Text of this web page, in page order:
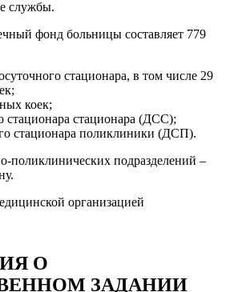
службы.
фонд больницы составляет 779
стационара, в том числе 29
коек;
стационара стационара (ДCC);
стационара поликлиники (ДCП).
поликлинических подразделений –
организацией
О
ЗАДАНИИ